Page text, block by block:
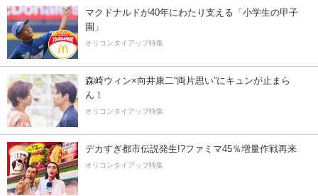
マクドナルドが40年にわたり支える「小学生の甲子
園」
オリコンタイアップ特集
森崎ウィン×向井康二“両片思い”にキュンが止まら
ん！
オリコンタイアップ特集
デカすぎ都市伝説発生!?ファミマ45％増量作戦再来
オリコンタイアップ特集